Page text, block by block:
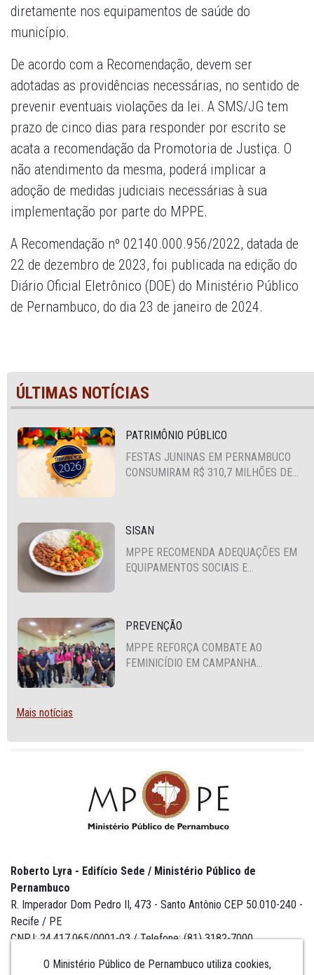
diretamente nos equipamentos de saúde do
município.
De acordo com a Recomendação, devem ser
adotadas as providências necessárias, no sentido de
prevenir eventuais violações da lei. A SMS/JG tem
prazo de cinco dias para responder por escrito se
acata a recomendação da Promotoria de Justiça. O
não atendimento da mesma, poderá implicar a
adoção de medidas judiciais necessárias à sua
implementação por parte do MPPE.
A Recomendação nº 02140.000.956/2022, datada de
22 de dezembro de 2023, foi publicada na edição do
Diário Oficial Eletrônico (DOE) do Ministério Público
de Pernambuco, do dia 23 de janeiro de 2024.
ÚLTIMAS NOTÍCIAS
PATRIMÔNIO PÚBLICO
FESTAS JUNINAS EM PERNAMBUCO
CONSUMIRAM R$ 310,7 MILHÕES DE
SISAN
MPPE RECOMENDA ADEQUAÇÕES EM
EQUIPAMENTOS SOCIAIS E
PREVENÇÃO
MPPE REFORÇA COMBATE AO
FEMINICÍDIO EM CAMPANHA
Mais notícias
O Ministério Público de Pernambuco utiliza cookies,
Roberto Lyra - Edifício Sede / Ministério Público de
Pernambuco
R. Imperador Dom Pedro II, 473 - Santo Antônio CEP 50.010-240 -
Recife / PE
CNPJ: 24.417.065/0001-03 / Telefone: (81) 3182-7000